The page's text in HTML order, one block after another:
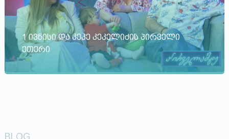
1 ივნისი და კეკე კეკელიძის პირველი
ეთერი